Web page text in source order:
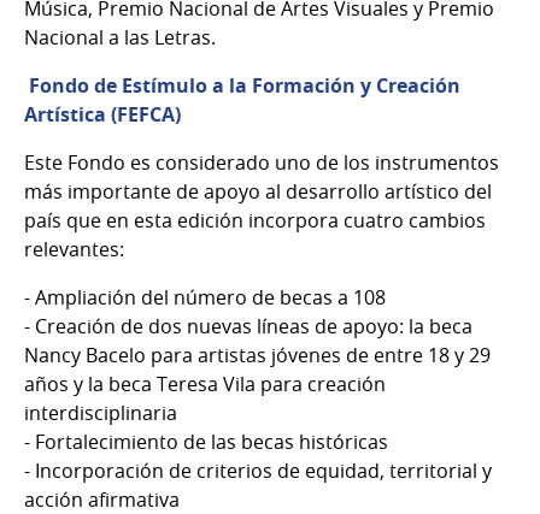
Música, Premio Nacional de Artes Visuales y Premio
Nacional a las Letras.
Fondo de Estímulo a la Formación y Creación
Artística (FEFCA)
Este Fondo es considerado uno de los instrumentos
más importante de apoyo al desarrollo artístico del
país que en esta edición incorpora cuatro cambios
relevantes:
- Ampliación del número de becas a 108
- Creación de dos nuevas líneas de apoyo: la beca
Nancy Bacelo para artistas jóvenes de entre 18 y 29
años y la beca Teresa Vila para creación
interdisciplinaria
- Fortalecimiento de las becas históricas
- Incorporación de criterios de equidad, territorial y
acción afirmativa